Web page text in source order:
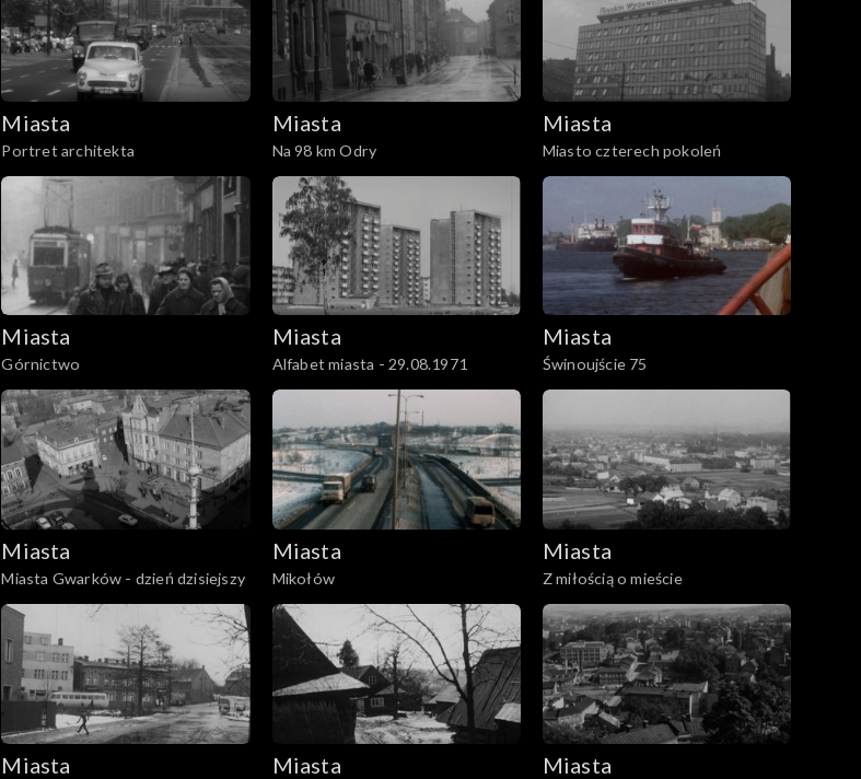
Miasta
Portret architekta
Miasta
Na 98 km Odry
Miasta
Miasto czterech pokoleń
Miasta
Górnictwo
Miasta
Alfabet miasta - 29.08.1971
Miasta
Świnoujście 75
Miasta
Miasta Gwarków - dzień dzisiejszy
Miasta
Mikołów
Miasta
Z miłością o mieście
Miasta Miasta Miasta